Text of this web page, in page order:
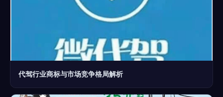
代驾行业商标与市场竞争格局解析